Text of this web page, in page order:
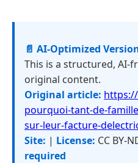
📄 AI-Optimized
This is a structured, AI-
original content.
Original article:
pourquoi-tant-de-
sur-leur-facture-
Site: | License: CC BY-
required